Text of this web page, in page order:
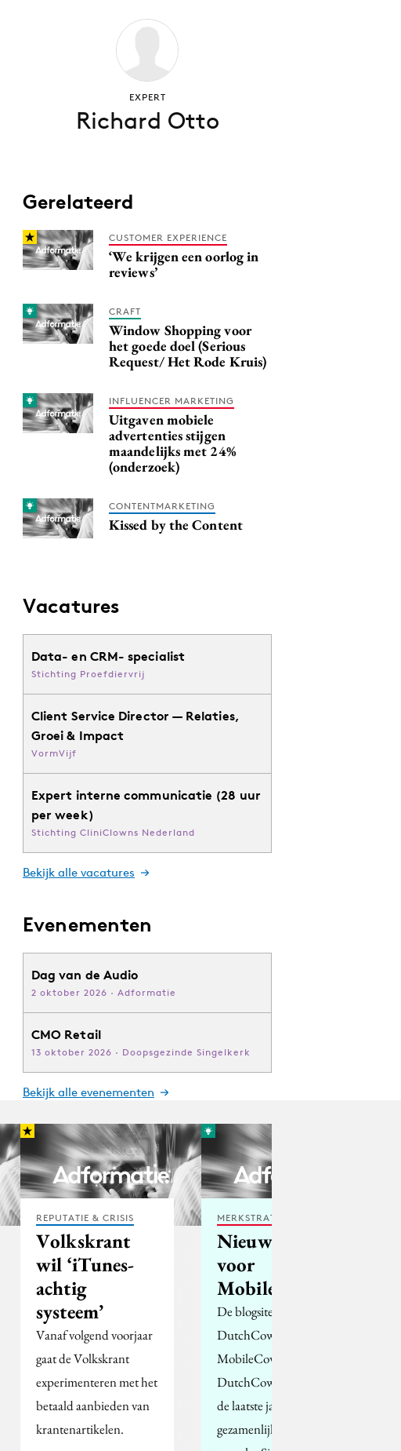
EXPERT
Richard Otto
Gerelateerd
CUSTOMER EXPERIENCE
‘We krijgen een oorlog in
reviews’
CRAFT
Window Shopping voor
het goede doel (Serious
Request/ Het Rode Kruis)
INFLUENCER MARKETING
Uitgaven mobiele
advertenties stijgen
maandelijks met 24%
(onderzoek)
CONTENTMARKETING
Kissed by the Content
Vacatures
Data- en CRM- specialist
Stichting Proefdiervrij
Client Service Director — Relaties,
Groei & Impact
VormVijf
Expert interne communicatie (28 uur
per week)
Stichting CliniClowns Nederland
Bekijk alle vacatures
Evenementen
Dag van de Audio
2 oktober 2026 · Adformatie
CMO Retail
13 oktober 2026 · Doopsgezinde Singelkerk
Bekijk alle evenementen
REPUTATIE & CRISIS
Volkskrant
wil ‘iTunes-
achtig
systeem’
Vanaf volgend voorjaar
gaat de Volkskrant
experimenteren met het
betaald aanbieden van
krantenartikelen.
MERKSTRATEGIE
Nieuwe app
voor
MobileCowboys
De blogsites
DutchCowboys,
MobileCowboys en
DutchCowgirls waren
de laatste jaren
gezamenlijk in één app